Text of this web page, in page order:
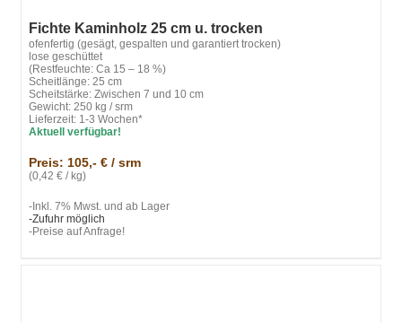
Fichte Kaminholz 25 cm u. trocken
ofenfertig (gesägt, gespalten und garantiert trocken)
lose geschüttet
(Restfeuchte: Ca 15 – 18 %)
Scheitlänge: 25 cm
Scheitstärke: Zwischen 7 und 10 cm
Gewicht: 250 kg / srm
Lieferzeit: 1-3 Wochen*
Aktuell verfügbar!
Preis: 105,- € / srm
(0,42 € / kg)
-Inkl. 7% Mwst. und ab Lager
-Zufuhr möglich
-Preise auf Anfrage!